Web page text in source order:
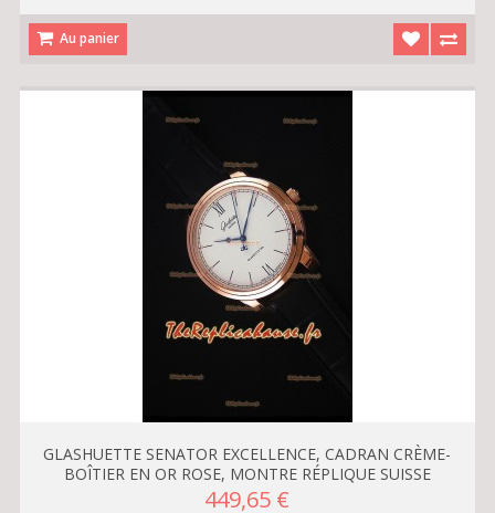
Au panier
GLASHUETTE SENATOR EXCELLENCE, CADRAN CRÈME-
BOÎTIER EN OR ROSE, MONTRE RÉPLIQUE SUISSE
449,65 €